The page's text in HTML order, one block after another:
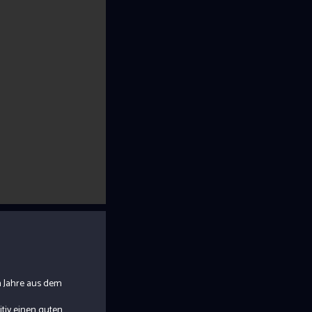
aus dem